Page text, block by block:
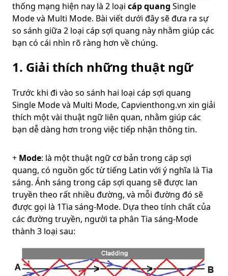
thống mạng hiện nay là 2 loại cáp quang Single
Mode và Multi Mode. Bài viết dưới đây sẽ đưa ra sự
so sánh giữa 2 loại cáp sợi quang này nhằm giúp các
bạn có cái nhìn rõ ràng hơn về chúng.
1. Giải thích những thuật ngữ
Trước khi đi vào so sánh hai loại cáp sợi quang
Single Mode và Multi Mode, Capvienthong.vn xin giải
thích một vài thuật ngữ liên quan, nhằm giúp các
bạn dễ dàng hơn trong việc tiếp nhận thông tin.
+ Mode: là một thuật ngữ cơ bản trong cáp sợi
quang, có nguồn gốc từ tiếng Latin với ý nghĩa là Tia
sáng. Ánh sáng trong cáp sợi quang sẽ được lan
truyền theo rất nhiều đường, và mỗi đường đó sẽ
được gọi là 1Tia sáng-Mode. Dựa theo tính chất của
các đường truyền, người ta phân Tia sáng-Mode
thành 3 loại sau: